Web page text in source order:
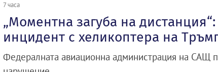
7 часа
„Моментна загуба на
инцидент с хеликоптера на
Федералната авиационна администрация на САЩ